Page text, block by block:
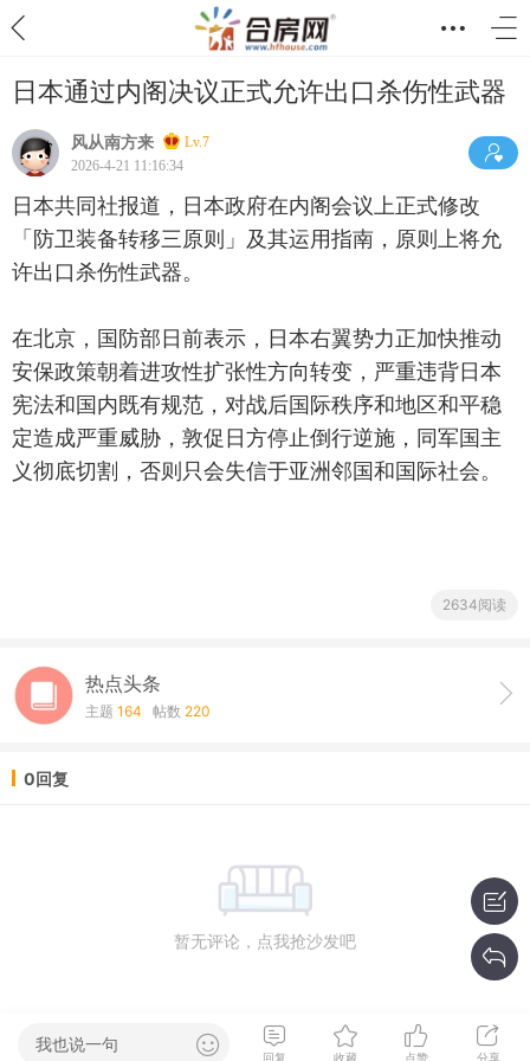
日本通过内阁决议正式允许出口杀伤性武器
风从南方来
Lv.7
2026-4-21 11:16:34
日本共同社报道，日本政府在内阁会议上正式修改
「防卫装备转移三原则」及其运用指南，原则上将允
许出口杀伤性武器。
在北京，国防部日前表示，日本右翼势力正加快推动
安保政策朝着进攻性扩张性方向转变，严重违背日本
宪法和国内既有规范，对战后国际秩序和地区和平稳
定造成严重威胁，敦促日方停止倒行逆施，同军国主
义彻底切割，否则只会失信于亚洲邻国和国际社会。
2634阅读
热点头条
主题 164 帖数 220
0回复
暂无评论，点我抢沙发吧
我也说一句
回复 收藏 点赞 分享